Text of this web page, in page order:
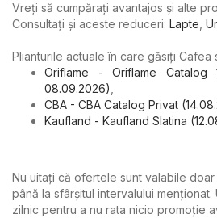
Vreți să cumpărați avantajos și alte
Consultați și aceste reduceri: Lapte
Plianturile actuale în care găsiți Cafea
Oriflame - Oriflame Catalog
08.09.2026)
CBA - CBA Catalog Privat
Kaufland - Kaufland Slatina
Nu uitați că ofertele sunt valabile
până la sfârșitul intervalului menționat.
zilnic pentru a nu rata nicio promoție